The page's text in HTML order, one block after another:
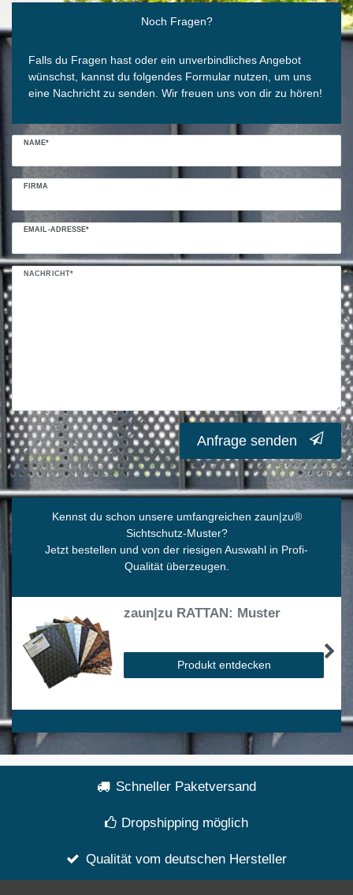
Noch Fragen?
Falls du Fragen hast oder ein unverbindliches Angebot
wünschst, kannst du folgendes Formular nutzen, um uns
eine Nachricht zu senden. Wir freuen uns von dir zu hören!
NAME*
FIRMA
EMAIL-ADRESSE*
NACHRICHT*
Anfrage senden
Kennst du schon unsere umfangreichen zaun|zu®
Sichtschutz-Muster?
Jetzt bestellen und von der riesigen Auswahl in Profi-
Qualität überzeugen.
zaun|zu RATTAN: Muster
Produkt entdecken
Schneller Paketversand
Dropshipping möglich
Qualität vom deutschen Hersteller